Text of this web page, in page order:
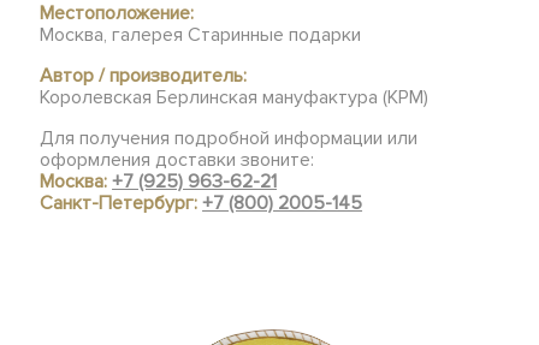
Местоположение:
Москва, галерея Старинные подарки
Автор / производитель:
Королевская Берлинская мануфактура (KPM)
Для получения подробной информации или
оформления доставки звоните:
Москва:+7 (925) 963-62-21
Санкт-Петербург:+7 (800) 2005-145